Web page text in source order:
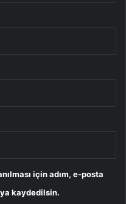
için adım, e-posta
kaydedilsin.